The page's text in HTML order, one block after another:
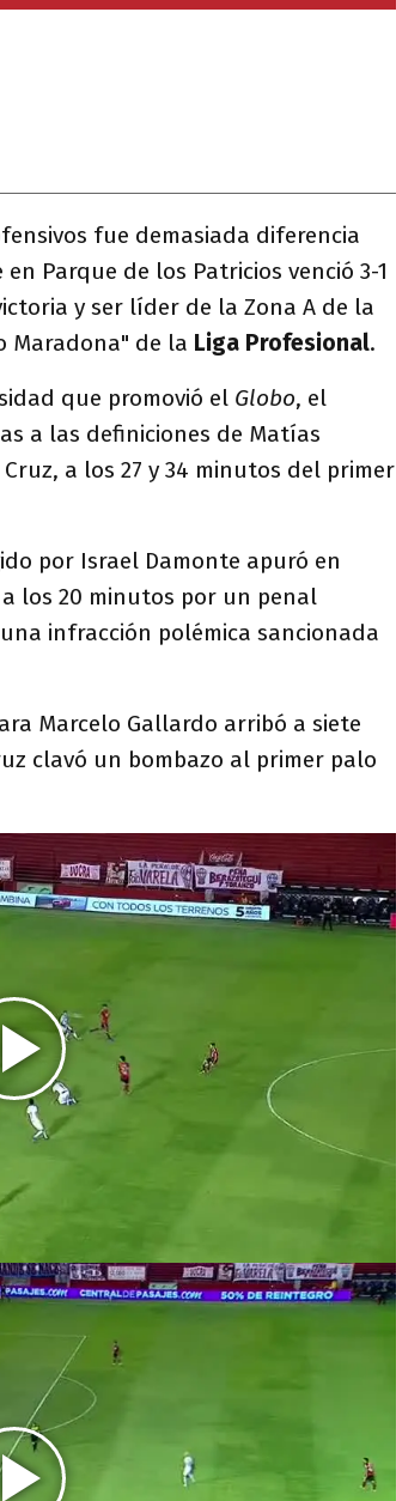
fue demasiada diferencia
Parque de los Patricios venció 3-1
y ser líder de la Zona A de la
Maradona" de la Liga Profesional.
que promovió el Globo, el
a las definiciones de Matías
a los 27 y 34 minutos del primer
por Israel Damonte apuró en
los 20 minutos por un penal
infracción polémica sancionada
Marcelo Gallardo arribó a siete
clavó un bombazo al primer palo